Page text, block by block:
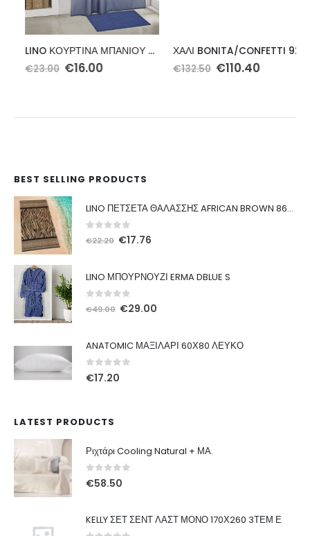
LINO ΚΟΥΡΤΙΝΑ ΜΠΑΝΙΟΥ NOMBRE DBLUE 180X200
23.00 Original
€ 16.00Η
ΧΑΛΙ BONITA/CONFETTI 925B – 160X230 NewPlan
132.50 Original
€ 110.40Η
BEST SELLING PRODUCTS
LINO ΠΕΤΣΕΤΑ ΘΑΛΑΣΣΗΣ AFRICAN BROWN 86X160
out of 5
€22.20 Original
€17.76
LINO ΜΠΟΥΡΝΟΥΖΙ ERMA DBLUE S
out of 5
€49.00 Original
€29.00
ANATOMIC ΜΑΞΙΛΑΡΙ 60Χ80 ΛΕΥΚΟ
0out of 5
€17.20
LATEST PRODUCTS
Ριχτάρι Cooling Natural + ΜΑ.
0out of 5
€58.50
KELLY ΣΕΤ ΣΕΝΤ ΛΑΣΤ ΜΟΝΟ 170Χ260 3ΤΕΜ Ε